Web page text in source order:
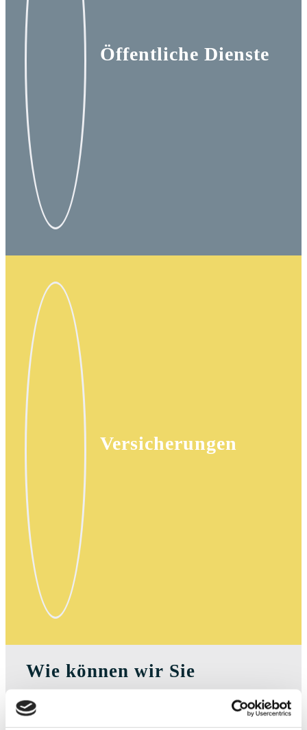
Öffentliche Dienste
Versicherungen
Wie können wir Sie
unterstützen?